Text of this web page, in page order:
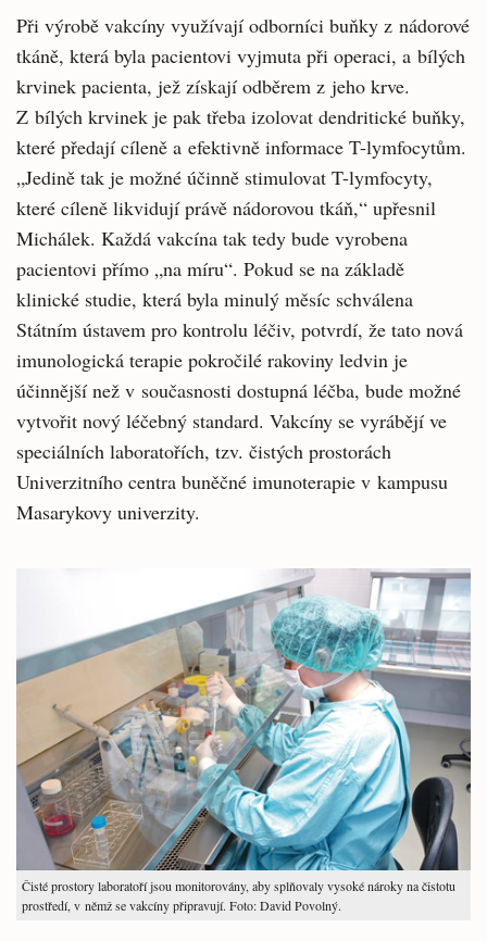
Při výrobě vakcíny využívají odborníci buňky z nádorové
tkáně, která byla pacientovi vyjmuta při operaci, a bílých
krvinek pacienta, jež získají odběrem z jeho krve.
Z bílých krvinek je pak třeba izolovat dendritické buňky,
které předají cíleně a efektivně informace T-lymfocytům.
„Jedině tak je možné účinně stimulovat T-lymfocyty,
které cíleně likvidují právě nádorovou tkáň,“ upřesnil
Michálek. Každá vakcína tak tedy bude vyrobena
pacientovi přímo „na míru“. Pokud se na základě
klinické studie, která byla minulý měsíc schválena
Státním ústavem pro kontrolu léčiv, potvrdí, že tato nová
imunologická terapie pokročilé rakoviny ledvin je
účinnější než v současnosti dostupná léčba, bude možné
vytvořit nový léčebný standard. Vakcíny se vyrábějí ve
speciálních laboratořích, tzv. čistých prostorách
Univerzitního centra buněčné imunoterapie v kampusu
Masarykovy univerzity.
Čisté prostory laboratoří jsou monitorovány, aby splňovaly vysoké nároky na čistotu
prostředí, v němž se vakcíny připravují. Foto: David Povolný.